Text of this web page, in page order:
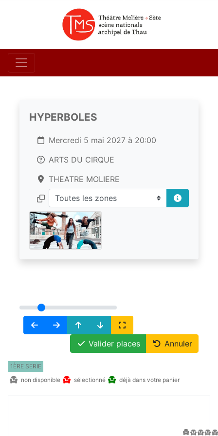
HYPERBOLES
Mercredi 5 mai 2027 à 20:00
ARTS DU CIRQUE
THEATRE MOLIERE
Valider places Annuler
1ÈRE SERIE
non disponible
sélectionné déjà dans votre panier